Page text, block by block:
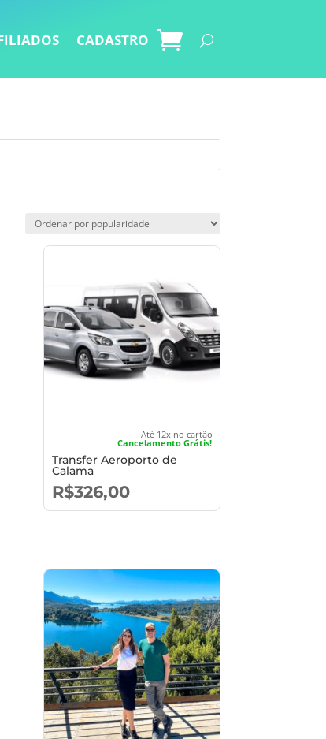
CADASTRO
Até 12x no cartão
Cancelamento Grátis!
Transfer Aeroporto de
Calama
R$326,00